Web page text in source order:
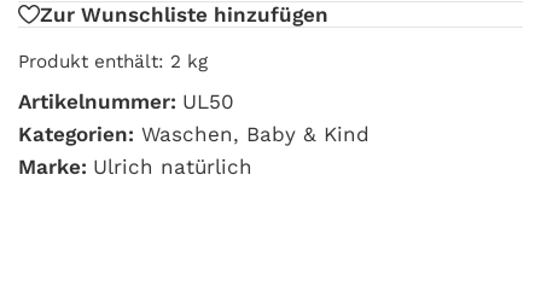
Zur Wunschliste hinzufügen
Produkt enthält: 2 kg
Artikelnummer: UL50
Kategorien: Waschen, Baby & Kind
Marke: Ulrich natürlich